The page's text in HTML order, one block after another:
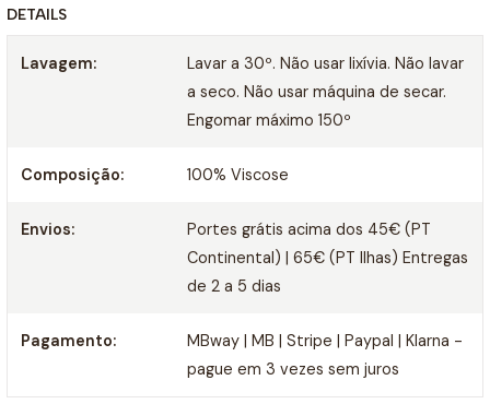
DETAILS
Lavagem:
Lavar a 30º. Não usar lixívia. Não lavar
a seco. Não usar máquina de secar.
Engomar máximo 150º
Composição: 100% Viscose
Envios:
Portes grátis acima dos 45€ (PT
Continental) | 65€ (PT Ilhas) Entregas
de 2 a 5 dias
Pagamento:
MBway | MB | Stripe | Paypal | Klarna -
pague em 3 vezes sem juros